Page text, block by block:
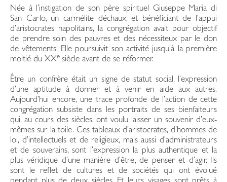
Née à l’instigation de son père spirituel Giuseppe Maria di
San Carlo, un carmélite déchaux, et bénéficiant de l’appui
d’aristocrates napolitains, la congrégation avait pour objectif
de prendre soin des pauvres et des nécessiteux par le don
de vêtements. Elle poursuivit son activité jusqu’à la première
moitié du XXe siècle avant de se réformer.
Être un confrère était un signe de statut social, l’expression
d’une aptitude à donner et à venir en aide aux autres.
Aujourd’hui encore, une trace profonde de l’action de cette
congrégation subsiste dans les portraits de ses bienfaiteurs
qui, au cours des siècles, ont voulu laisser un souvenir d’eux-
mêmes sur la toile. Ces tableaux d’aristocrates, d’hommes de
loi, d’intellectuels et de religieux, mais aussi d’administrateurs
et de souverains, sont l’expression la plus authentique et la
plus véridique d’une manière d’être, de penser et d’agir. Ils
sont le reflet de cultures et de sociétés qui ont évolué